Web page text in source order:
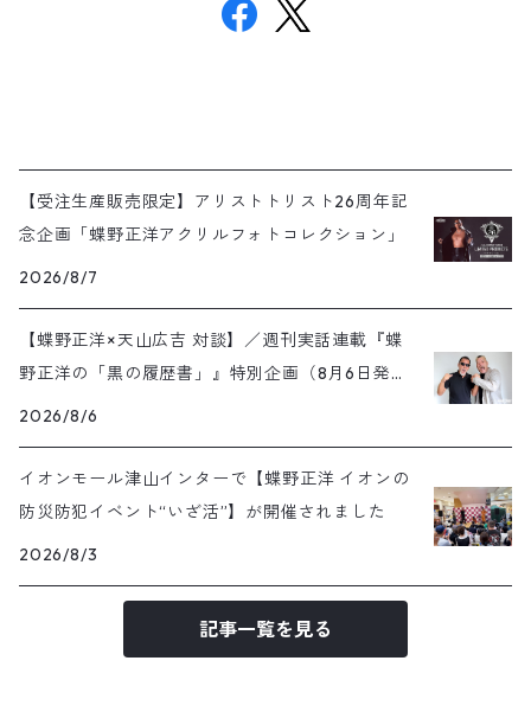
【受注生産販売限定】アリストトリスト26周年記
念企画「蝶野正洋アクリルフォトコレクション」
2026/8/7
【蝶野正洋×天山広吉 対談】／週刊実話連載『蝶
野正洋の「黒の履歴書」』特別企画（8月6日発売
号）
2026/8/6
イオンモール津山インターで【蝶野正洋 イオンの
防災防犯イベント“いざ活”】が開催されました
2026/8/3
記事一覧を見る